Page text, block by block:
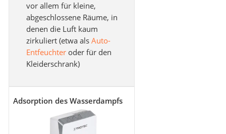
vor allem für kleine,
abgeschlossene Räume, in
denen die Luft kaum
zirkuliert (etwa als Auto-
Entfeuchter oder für den
Kleiderschrank)
Adsorption des Wasserdampfs